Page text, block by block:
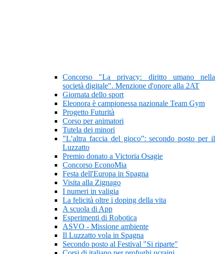
Concorso "La privacy: diritto umano nella
società digitale". Menzione d'onore alla 2AT
Giornata dello sport
Eleonora è campionessa nazionale Team Gym
Progetto Futurità
Corso per animatori
Tutela dei minori
"L’altra faccia del gioco”: secondo posto per il
Luzzatto
Premio donato a Victoria Osagie
Concorso EconoMia
Festa dell'Europa in Spagna
Visita alla Zignago
I numeri in valigia
La felicità oltre i doping della vita
A scuola di App
Esperimenti di Robotica
ASVO - Missione ambiente
Il Luzzatto vola in Spagna
Secondo posto al Festival "Si riparte"